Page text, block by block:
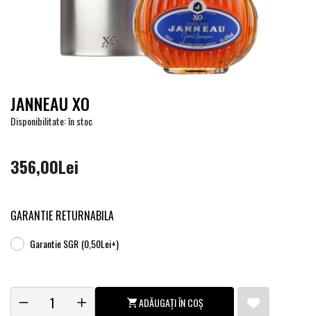
JANNEAU XO
Disponibilitate: în stoc
356,00Lei
GARANTIE RETURNABILA
Garantie SGR (0,50Lei+)
ADĂUGAȚI ÎN COȘ